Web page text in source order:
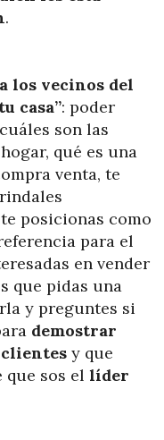
.
los vecinos del
casa”: poder
son las
qué es una
venta, te
posicionas como
para el
en vender
que pidas una
y preguntes si
demostrar
y que
que sos el líder